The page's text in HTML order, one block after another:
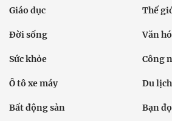
Giáo dục Thế
Đời sống Văn
Sức khỏe Công
Ô tô xe máy Du lịch
Bất động sản Bạn